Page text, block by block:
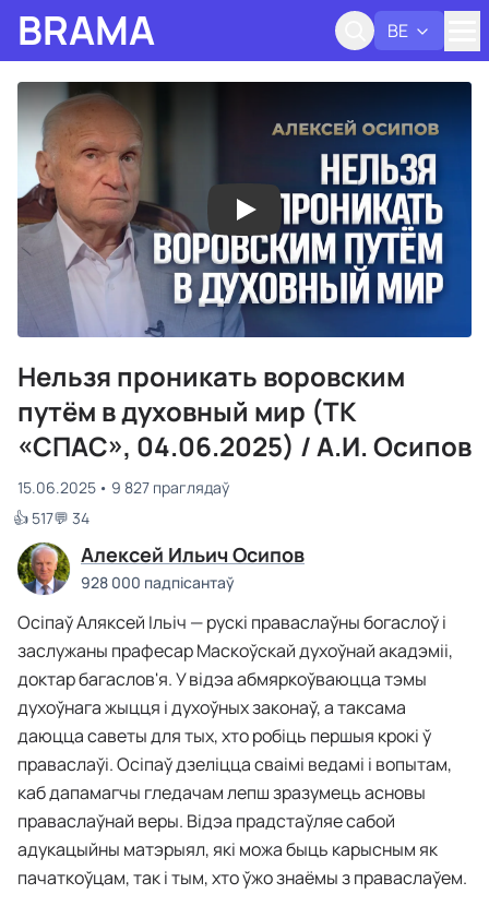
BRAMA BE
Нельзя проникать воровским
путём в духовный мир (ТК
«СПАС», 04.06.2025) / А.И. Осипов
15.06.2025
9 827 праглядаў
👍 517💬 34
Алексей Ильич Осипов
928 000 падпісантаў
Осіпаў Аляксей Ільіч — рускі праваслаўны богаслоў і
заслужаны прафесар Маскоўскай духоўнай акадэміі,
доктар багаслов'я. У відэа абмяркоўваюцца тэмы
духоўнага жыцця і духоўных законаў, а таксама
даюцца саветы для тых, хто робіць першыя крокі ў
праваслаўі. Осіпаў дзеліцца сваімі ведамі і вопытам,
каб дапамагчы гледачам лепш зразумець асновы
праваслаўнай веры. Відэа прадстаўляе сабой
адукацыйны матэрыял, які можа быць карысным як
пачаткоўцам, так і тым, хто ўжо знаёмы з праваслаўем.